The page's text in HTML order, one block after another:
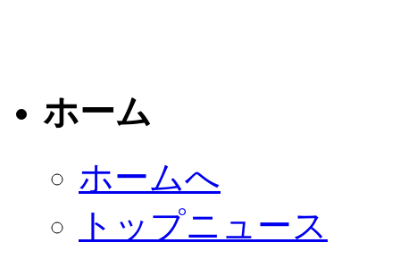
ホーム
ホームへ
トップニュース